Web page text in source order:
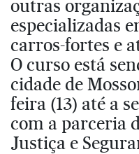
outras
especializadas
carros-fortes e
O curso está
cidade de
feira (13) até a
com a parceria
Justiça e